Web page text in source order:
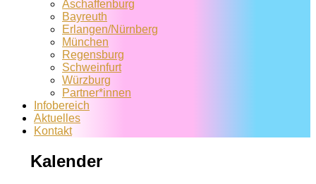
Aschaffenburg
Bayreuth
Erlangen/Nürnberg
München
Regensburg
Schweinfurt
Würzburg
Partner*innen
Infobereich
Aktuelles
Kontakt
Kalender